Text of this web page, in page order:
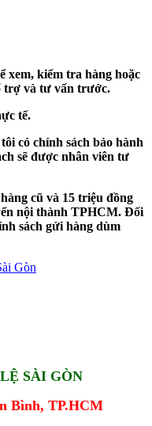
xem, kiểm tra hàng hoặc
trợ và tư vấn trước.
tế.
có chính sách bảo hành
sẽ được nhân viên tư
cũ và 15 triệu đồng
nội thành TPHCM. Đối
sách gửi hàng dùm
Gòn
SÀI GÒN
Bình, TP.HCM